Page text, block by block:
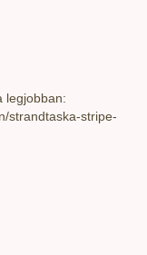
legjobban:
strandtaska-stripe-